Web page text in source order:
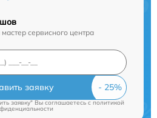
сервисного центра
заявку
заявку" Вы соглашаетесь cполитикой